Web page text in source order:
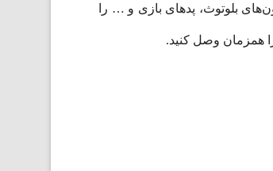
بلوتوث، پدهای بازی و … را